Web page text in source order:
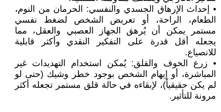
• إحداث الإرهاق الجسدي والنفسي: الحرمان من النوم،
الطعام، الراحة، أو تعريض الشخص لضغط نفسي
مستمر يمكن أن يُرهق الجهاز العصبي والعقل، مما
يجعله أقل قدرة على التفكير النقدي وأكثر قابلية
للانصياع.
• زرع الخوف والقلق: يُمكن استخدام التهديدات غير
المباشرة، أو إيهام الشخص بوجود خطر وشيك (حتى لو
لم يكن حقيقياً)، لإبقاءه في حالة قلق مستمر تجعله أكثر
مرونة للتأثير.